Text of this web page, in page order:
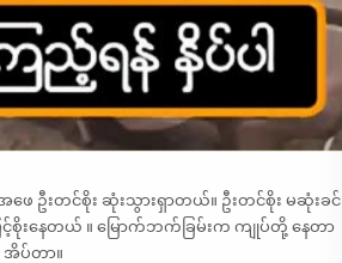
ဦးတင်စိုး ဆုံးသွားရှာတယ်။ ဦးတင်စိုး မဆုံးခင်
းနေတယ် ။ မြောက်ဘက်ခြမ်းက ကျုပ်တို့ နေတာ
အိပ်တာ။